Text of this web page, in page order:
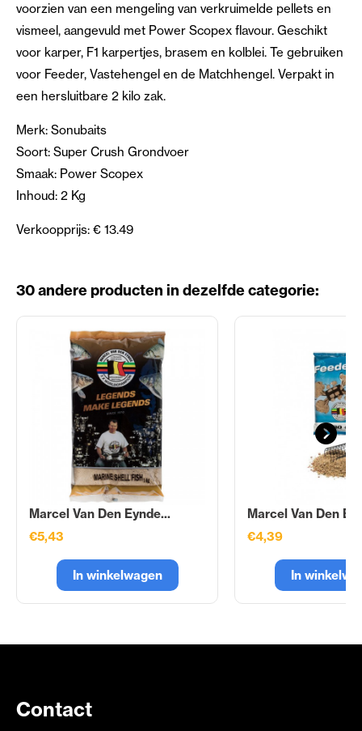
voorzien van een mengeling van verkruimelde pellets en
vismeel, aangevuld met Power Scopex flavour. Geschikt
voor karper, F1 karpertjes, brasem en kolblei. Te gebruiken
voor Feeder, Vastehengel en de Matchhengel. Verpakt in
een hersluitbare 2 kilo zak.
Merk: Sonubaits
Soort: Super Crush Grondvoer
Smaak: Power Scopex
Inhoud: 2 Kg
Verkoopprijs: € 13.49
30 andere producten in dezelfde categorie:
Marcel Van Den Eynde...
€5,43
In winkelwagen
Marcel Van Den
€4,39
In
Contact